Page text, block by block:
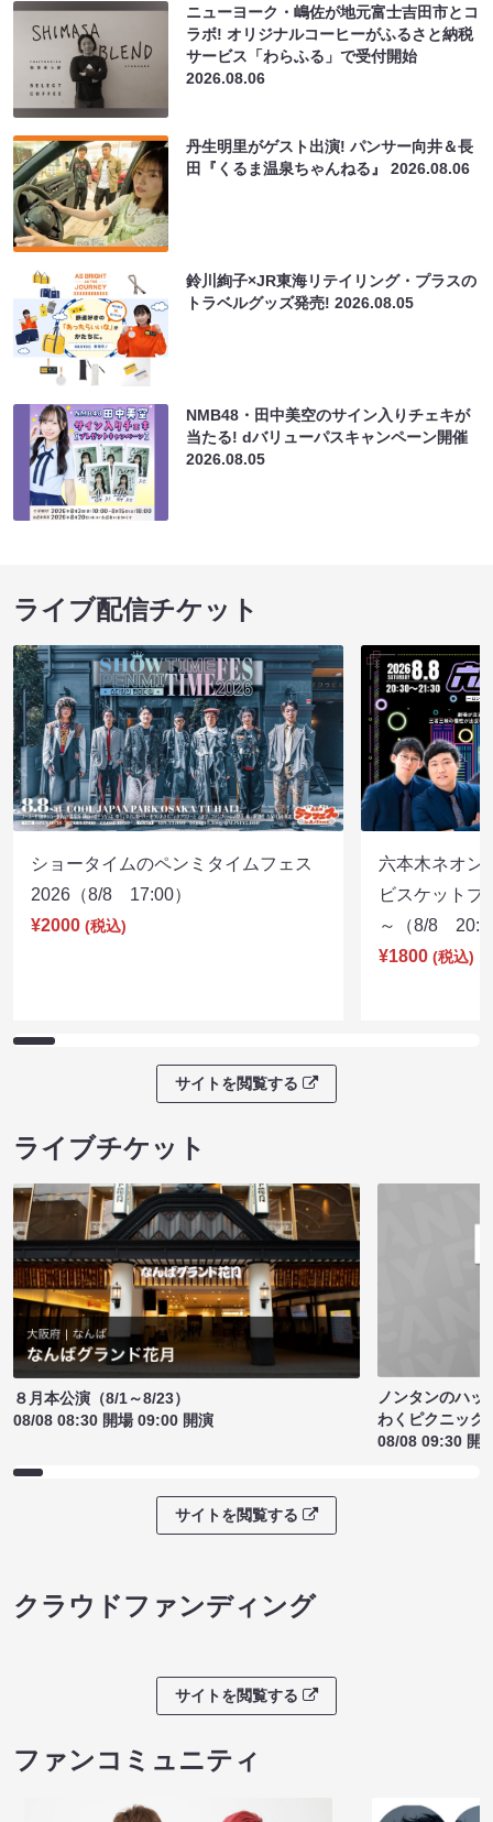
ニューヨーク・嶋佐が地元富士吉田市とコ
ラボ! オリジナルコーヒーがふるさと納税
サービス「わらふる」で受付開始
2026.08.06
丹生明里がゲスト出演! パンサー向井＆長
田『くるま温泉ちゃんねる』2026.08.06
鈴川絢子×JR東海リテイリング・プラスの
トラベルグッズ発売!2026.08.05
NMB48・田中美空のサイン入りチェキが
当たる! dバリューパスキャンペーン開催
2026.08.05
ライブ配信チケット
ショータイムのペンミタイムフェス
2026（8/8 17:00）
¥2000 (税込)
六本木ネオン
ビスケットブ
～（8/8
¥1800 (税込)
サイトを閲覧する
ライブチケット
８月本公演（8/1～8/23）
08/08 08:30 開場 09:00 開演
ノンタンのハッ
わくピクニック
08/08 09:30 開
サイトを閲覧する
クラウドファンディング
サイトを閲覧する
ファンコミュニティ